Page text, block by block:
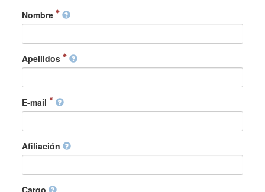
Nombre
Apellidos
E-mail
Afiliación
Cargo